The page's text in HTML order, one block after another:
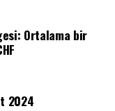
Ortalama bir
2024